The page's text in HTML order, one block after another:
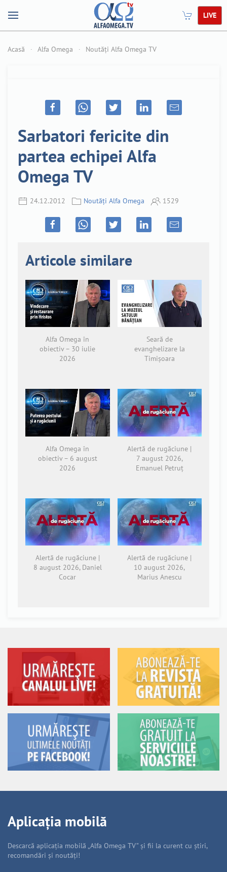
LIVE
Acasă Alfa Omega Noutăți Alfa Omega TV
Sarbatori fericite din
partea echipei Alfa
Omega TV
24.12.2012 Noutăți Alfa Omega 1529
Articole similare
Alfa Omega în
obiectiv – 30 iulie
2026
Seară de
evanghelizare la
Timișoara
Alfa Omega în
obiectiv – 6 august
2026
Alertă de rugăciune |
7 august 2026,
Emanuel Petruț
Alertă de rugăciune |
8 august 2026, Daniel
Cocar
Alertă de rugăciune |
10 august 2026,
Marius Anescu
Aplicația mobilă
Descarcă aplicația mobilă „Alfa Omega TV” și fii la curent cu știri,
recomandări și noutăți!